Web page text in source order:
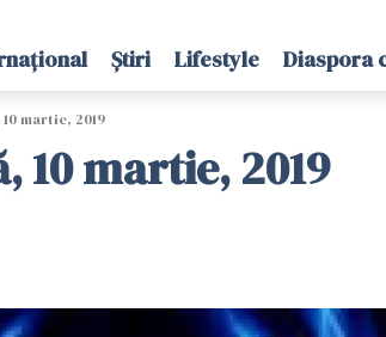
Știri Lifestyle Diaspora
martie, 2019
10 martie, 2019